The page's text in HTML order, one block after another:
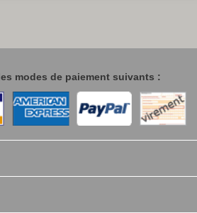
modes de paiement suivants :